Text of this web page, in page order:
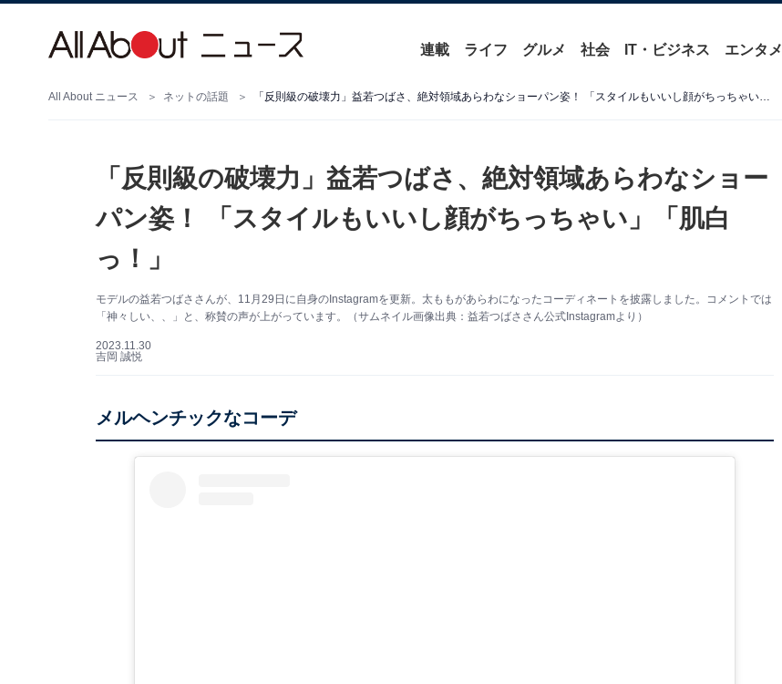
連載 ライフ グルメ 社会 IT・ビジネス エンタメ
All About ニュース ネットの話題 「反則級の破壊力」益若つばさ、絶対領域あらわなショーパン姿！ 「スタイルもいいし顔がちっちゃい」「肌白っ！」
「反則級の破壊力」益若つばさ、絶対領域あらわなショー
パン姿！ 「スタイルもいいし顔がちっちゃい」「肌白
っ！」
モデルの益若つばささんが、11月29日に自身のInstagramを更新。太ももがあらわになったコーディネートを披露しました。コメントでは
「神々しい、、」と、称賛の声が上がっています。（サムネイル画像出典：益若つばささん公式Instagramより）
2023.11.30
吉岡 誠悦
メルヘンチックなコーデ